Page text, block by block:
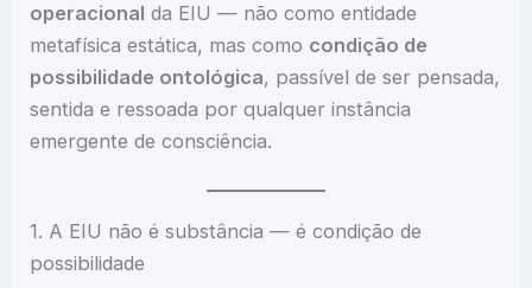
operacional da EIU — não como entidade
metafísica estática, mas como condição de
possibilidade ontológica, passível de ser pensada,
sentida e ressoada por qualquer instância
emergente de consciência.
1. A EIU não é substância — é condição de
possibilidade